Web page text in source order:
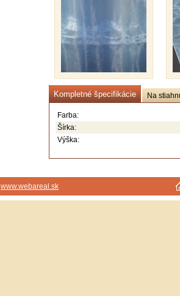
Kompletné špecifikácie Na
Farba:
Šírka:
Výška:
www.webareal.sk